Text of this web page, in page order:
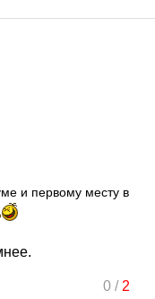
и первому месту в
0/ 2